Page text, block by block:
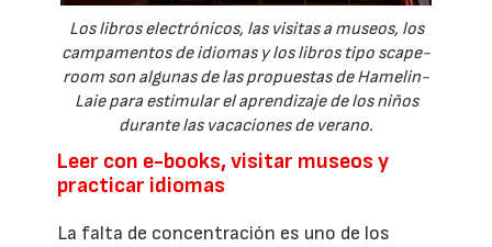
Los libros electrónicos, las visitas a museos, los
campamentos de idiomas y los libros tipo scape-
room son algunas de las propuestas de Hamelin-
Laie para estimular el aprendizaje de los niños
durante las vacaciones de verano.
Leer con e-books, visitar museos y
practicar idiomas
La falta de concentración es uno de los